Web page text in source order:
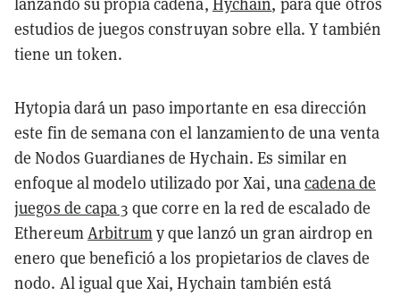
estudios de juegos construyan sobre ella. Y también
tiene un token.
Hytopia dará un paso importante en esa dirección
este fin de semana con el lanzamiento de una venta
de Nodos Guardianes de Hychain. Es similar en
enfoque al modelo utilizado por Xai, unacadena de
juegos de capa 3 que corre en la red de escalado de
EthereumArbitrumy que lanzó un gran airdrop en
enero que benefició a los propietarios de claves de
nodo. Al igual que Xai, Hychain también está